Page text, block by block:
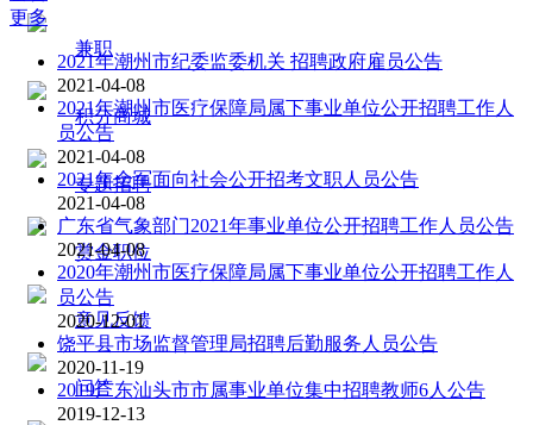
兼职
积分商城
专题招聘
赏金职位
意见反馈
问答
更多
2021年潮州市纪委监委机关 招聘政府雇员公告
2021-04-08
2021年潮州市医疗保障局属下事业单位公开招聘工作人
员公告
2021-04-08
2021年全军面向社会公开招考文职人员公告
2021-04-08
广东省气象部门2021年事业单位公开招聘工作人员公告
2021-04-08
2020年潮州市医疗保障局属下事业单位公开招聘工作人
员公告
2020-12-01
饶平县市场监督管理局招聘后勤服务人员公告
2020-11-19
2019广东汕头市市属事业单位集中招聘教师6人公告
2019-12-13